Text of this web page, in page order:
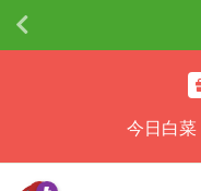
今日白